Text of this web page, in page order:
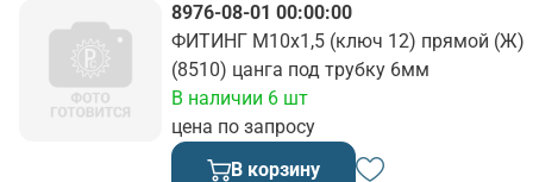
8976-08-01 00:00:00
ФИТИНГ М10х1,5 (ключ 12) прямой (Ж)
(8510) цанга под трубку 6мм
цена по запросу
В наличии 6 шт
В корзину